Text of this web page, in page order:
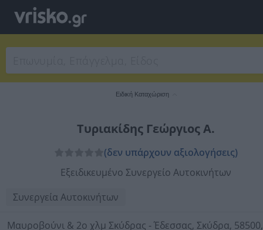
Ειδική Καταχώριση
Τυριακίδης Γεώργιος Α.
(δεν υπάρχουν αξιολογήσεις)
Εξειδικευμένο Συνεργείο Αυτοκινήτων
Συνεργεία Αυτοκινήτων
Μαυροβούνι & 2ο χλμ Σκύδρας - Έδεσσας, Σκύδρα, 58500,